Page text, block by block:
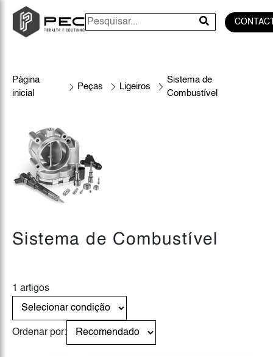
Página
inicial
Peças Ligeiros
Sistema de
Combustível
Sistema de Combustível
1 artigos
Ordenar por: